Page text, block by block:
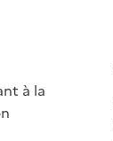
à la